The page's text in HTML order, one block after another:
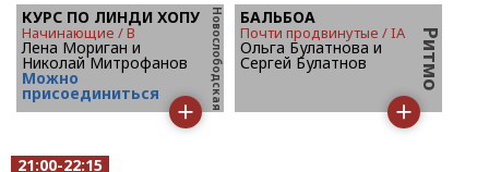
КУРС ПО ЛИНДИ ХОПУ
начинающие / B
Лена Мориган и
Николай Митрофанов
Mожно
присоединиться
БАЛЬБОА
почти продвинутые / IA
Ольга Булатнова и
Сергей Булатнов
21:00-22:15